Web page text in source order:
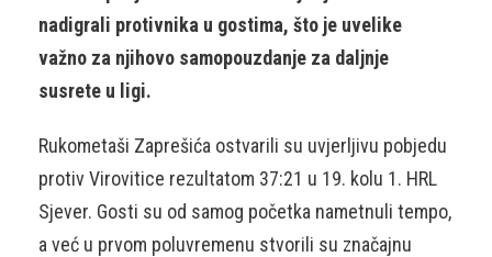
nadigrali protivnika u gostima, što je uvelike
važno za njihovo samopouzdanje za daljnje
susrete u ligi.
Rukometaši Zaprešića ostvarili su uvjerljivu pobjedu
protiv Virovitice rezultatom 37:21 u 19. kolu 1. HRL
Sjever. Gosti su od samog početka nametnuli tempo,
a već u prvom poluvremenu stvorili su značajnu